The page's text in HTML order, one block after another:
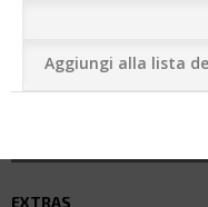
Aggiungi alla lista
EXTRAS